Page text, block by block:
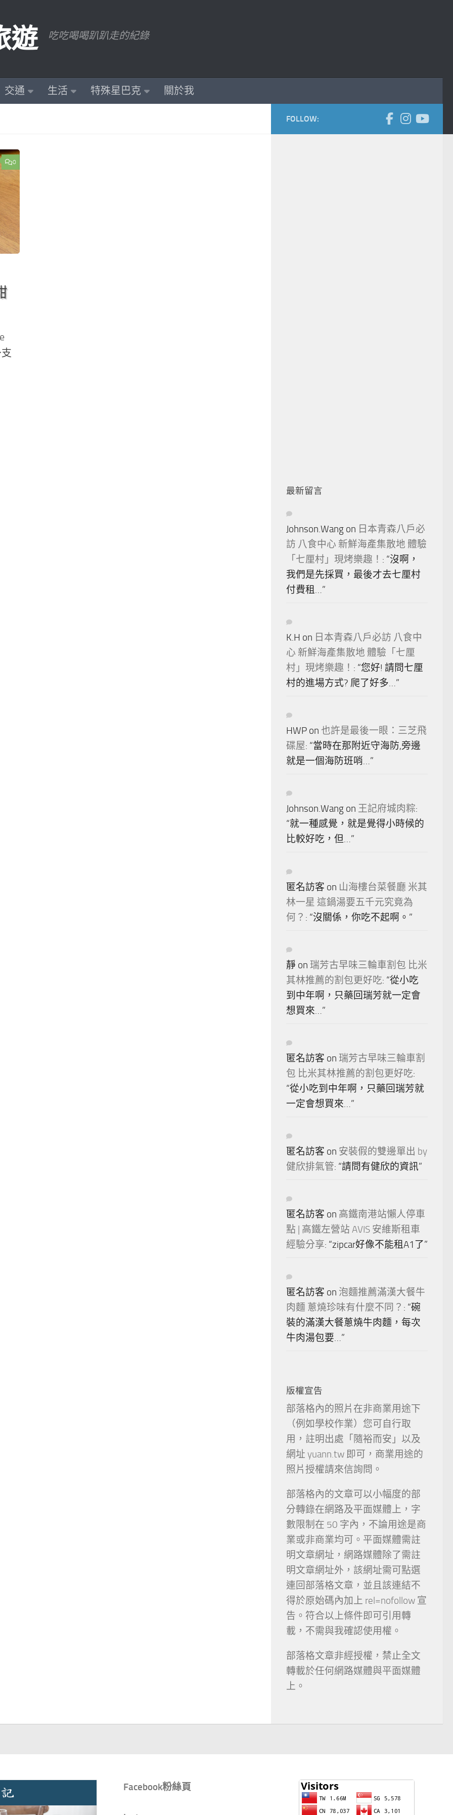
遊 吃吃喝喝趴趴走的紀錄
交通 生活 特殊星巴克 關於我
0
FOLLOW:
最新留言
Johnson.Wang on 日本青森八戶必
訪 八食中心 新鮮海產集散地 體驗
「七厘村」現烤樂趣！ : “沒啊，
我們是先採買，最後才去七厘村
付費租…”
K.H on 日本青森八戶必訪 八食中
心 新鮮海產集散地 體驗「七厘
村」現烤樂趣！ : “您好! 請問七厘
村的進場方式? 爬了好多…”
HWP on 也許是最後一眼：三芝飛
碟屋: “當時在那附近守海防,旁邊
就是一個海防班哨…”
Johnson.Wang on 王記府城肉粽:
“就一種感覺，就是覺得小時候的
比較好吃，但…”
匿名訪客 on 山海樓台菜餐廳 米其
林一星 這鍋湯要五千元究竟為
何？ : “沒關係，你吃不起啊。 ”
靜 on 瑞芳古早味三輪車割包 比米
其林推薦的割包更好吃: “從小吃
到中年啊，只藥回瑞芳就一定會
想買來…”
匿名訪客 on 瑞芳古早味三輪車割
包 比米其林推薦的割包更好吃:
“從小吃到中年啊，只藥回瑞芳就
一定會想買來…”
匿名訪客 on 安裝假的雙邊單出 by
健欣排氣管: “請問有健欣的資訊”
匿名訪客 on 高鐵南港站懶人停車
點 | 高鐵左營站 AVIS 安維斯租車
經驗分享: “zipcar好像不能租A1了”
匿名訪客 on 泡麵推薦滿漢大餐牛
肉麵 蔥燒珍味有什麼不同？ : “碗
裝的滿漢大餐蔥燒牛肉麵，每次
牛肉湯包要…”
版權宣告
部落格內的照片在非商業用途下
（例如學校作業）您可自行取
用，註明出處「隨裕而安」以及
網址 yuann.tw 即可，商業用途的
照片授權請來信詢問。
部落格內的文章可以小幅度的部
分轉錄在網路及平面媒體上，字
數限制在 50 字內，不論用途是商
業或非商業均可。平面媒體需註
明文章網址，網路媒體除了需註
明文章網址外，該網址需可點選
連回部落格文章，並且該連結不
得於原始碼內加上 rel=nofollow 宣
告。符合以上條件即可引用轉
載，不需與我確認使用權。
部落格文章非經授權，禁止全文
轉載於任何網路媒體與平面媒體
上。
Facebook粉絲頁